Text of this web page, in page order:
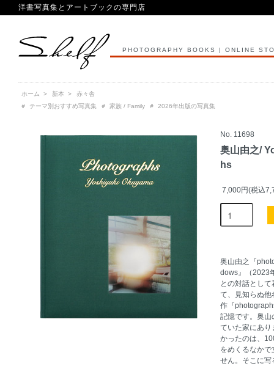
洋書写真集とアートブックの専門店
PHOTOGRAPHY BOOKS | ONLINE
ホーム > 新本 >
赤々舎
＃
テーマ別おすすめ写真集＃ 家族 / Family＃ 2026年出版の写真集
No. 11698
奥山由之/
hs
7,000円(税込
奥山由之『
dows』（2023
との対話とし
て、見知らぬ
作『
記憶です。奥山
ていた家にあり
かったのは、
をめくるなか
せん。そこに写